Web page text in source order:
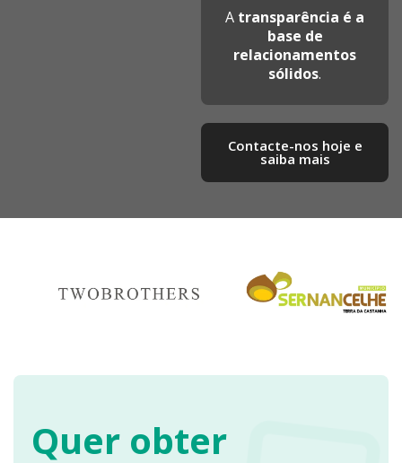
A transparência é a
base de
relacionamentos
sólidos.
Contacte-nos hoje e
saiba mais​
Quer obter